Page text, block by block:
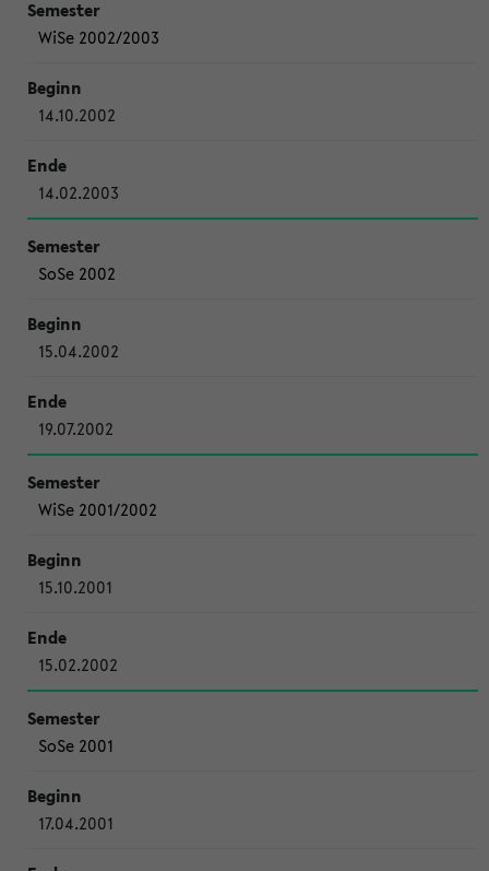
WiSe 2002/2003
14.10.2002
14.02.2003
SoSe 2002
15.04.2002
19.07.2002
WiSe 2001/2002
15.10.2001
15.02.2002
SoSe 2001
17.04.2001